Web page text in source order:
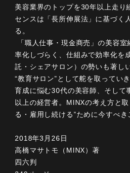
美容業界のトップを30年以上走り
センスは「長所伸展法」に基づく
る。
「職人仕事・現金商売」の美容
率化しづらく、仕組みで効率化を
託・シェアサロン）の勢いも著し
“教育サロン”として舵を取ってい
育成に悩む30代の美容師、そして
以上の経営者。MINXの考え方と
る・雇用し続ける”ために今すべき
2018年3月26日
高橋マサトモ（MINX）著
四六判